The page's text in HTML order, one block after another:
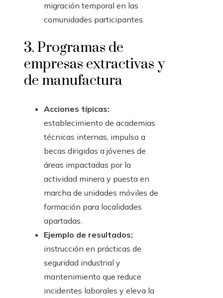
migración temporal en las
comunidades participantes.
3. Programas de
empresas extractivas y
de manufactura
Acciones típicas:
establecimiento de academias
técnicas internas, impulso a
becas dirigidas a jóvenes de
áreas impactadas por la
actividad minera y puesta en
marcha de unidades móviles de
formación para localidades
apartadas.
Ejemplo de resultados:
instrucción en prácticas de
seguridad industrial y
mantenimiento que reduce
incidentes laborales y eleva la